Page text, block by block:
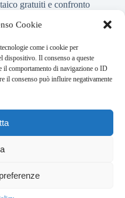
Cookie
come i cookie per
dispositivo. Il consenso a queste
il comportamento di navigazione o ID
il consenso può influire negativamente
gratuiti e confronto
per te le notizie più rilevanti
- VERONA (VR)